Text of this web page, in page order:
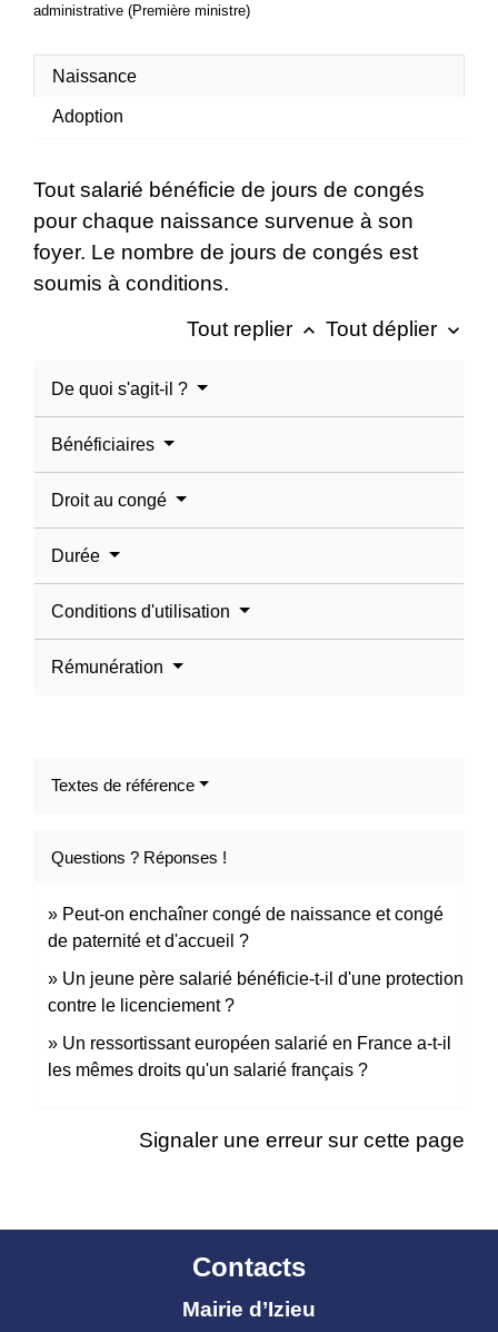
administrative (Première ministre)
Naissance
Adoption
Tout salarié bénéficie de jours de congés
pour chaque naissance survenue à son
foyer. Le nombre de jours de congés est
soumis à conditions.
Tout replier keyboard_arrow_up Tout déplier keyboard_arrow_down
De quoi s'agit-il ?
Bénéficiaires
Droit au congé
Durée
Conditions d'utilisation
Rémunération
Textes de référence
Questions ? Réponses !
Peut-on enchaîner congé de naissance et congé
de paternité et d'accueil ?
Un jeune père salarié bénéficie-t-il d'une protection
contre le licenciement ?
Un ressortissant européen salarié en France a-t-il
les mêmes droits qu'un salarié français ?
Signaler une erreur sur cette page
Contacts
Mairie d’Izieu